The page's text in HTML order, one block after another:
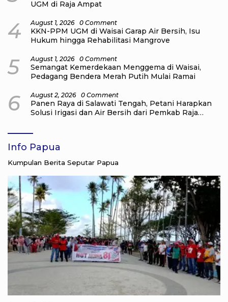
UGM di Raja Ampat
4 August 1, 2026 0 Comment
KKN-PPM UGM di Waisai Garap Air Bersih, Isu
Hukum hingga Rehabilitasi Mangrove
5 August 1, 2026 0 Comment
Semangat Kemerdekaan Menggema di Waisai,
Pedagang Bendera Merah Putih Mulai Ramai
6 August 2, 2026 0 Comment
Panen Raya di Salawati Tengah, Petani Harapkan
Solusi Irigasi dan Air Bersih dari Pemkab Raja
Info Papua
Kumpulan Berita Seputar Papua